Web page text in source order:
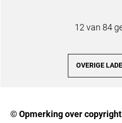
© Opmerking over copyright